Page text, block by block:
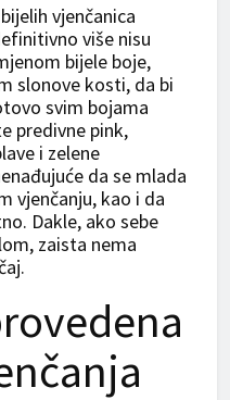
vjenčanica
više nisu
bijele boje,
slonove kosti, da bi
svim bojama
predivne pink,
i zelene
da se mlada
vjenčanju, kao i da
Dakle, ako sebe
zaista nema